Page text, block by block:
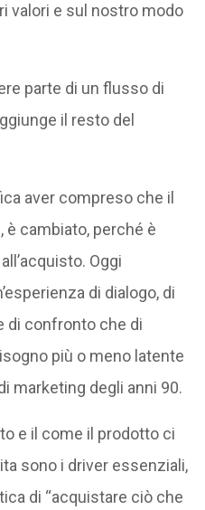
valori e sul nostro modo
parte di un flusso di
il resto del
aver compreso che il
cambiato, perché è
Oggi
di dialogo, di
di confronto che di
più o meno latente
marketing degli anni 90.
e il come il prodotto ci
sono i driver essenziali,
di “acquistare ciò che